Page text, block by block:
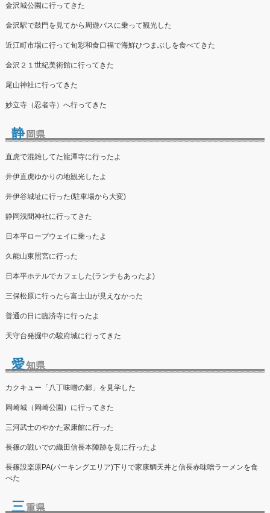
金沢城公園に行ってきた
金沢駅で鼓門を見てから周遊バスに乗って観光した
近江町市場に行って旬彩和食口福で海鮮ひつまぶしを食べてきた
金沢２１世紀美術館に行ってきた
尾山神社に行ってきた
妙立寺（忍者寺）へ行ってきた
静 岡県
直虎で混雑してた龍潭寺に行ったよ
井伊直虎ゆかりの地観光したよ
井伊谷城址に行った(駐車場から大変)
静岡浅間神社に行ってきた
日本平ロープウェイに乗ったよ
久能山東照宮に行った
日本平ホテルでカフェした(ランチもあったよ)
三保松原に行ったら富士山が見えなかった
普通の日に臨済寺に行ったよ
天守台発掘中の駿府城に行ってきた
愛知県
カクキュー「八丁味噌の郷」を見学した
岡崎城（岡崎公園）に行ってきた
三河武士のやかた家康館に行った
長篠の戦いでの織田信長本陣跡を見に行ったよ
長篠設楽原PA(パーキングエリア)下りで家康鯛天丼と信長赤味噌ラーメンを食
べた
三重県